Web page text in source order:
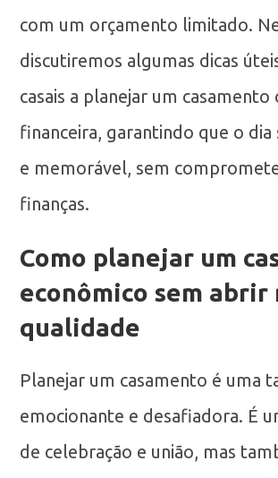
com um orçamento limitado.
discutiremos algumas dicas
casais a planejar um casamento
financeira, garantindo que o dia
e memorável, sem
finanças.
Como planejar um
econômico sem abrir
qualidade
Planejar um casamento é uma
emocionante e desafiadora. É
de celebração e união, mas